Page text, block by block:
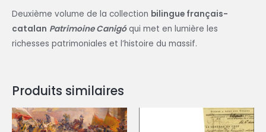
Deuxième volume de la collection bilingue français-
catalan Patrimoine Canigóqui met en lumière les
richesses patrimoniales et l’histoire du massif.
Produits similaires